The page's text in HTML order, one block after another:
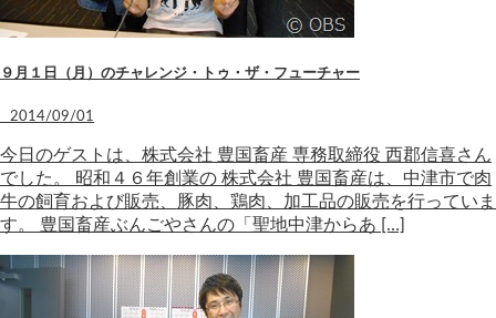
９月１日（月）のチャレンジ・トゥ・ザ・フューチャー
2014/09/01
今日のゲストは、株式会社 豊国畜産 専務取締役 西郡信喜さん
でした。 昭和４６年創業の 株式会社 豊国畜産は、中津市で肉
牛の飼育および販売、豚肉、鶏肉、加工品の販売を行っていま
す。 豊国畜産ぶんごやさんの「聖地中津からあ […]